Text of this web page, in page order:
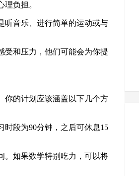
负担。
听音乐、进行简单的运动或与
受和压力，他们可能会为你提
你的计划应该涵盖以下几个方
时段为90分钟，之后可休息15
。如果数学特别吃力，可以将